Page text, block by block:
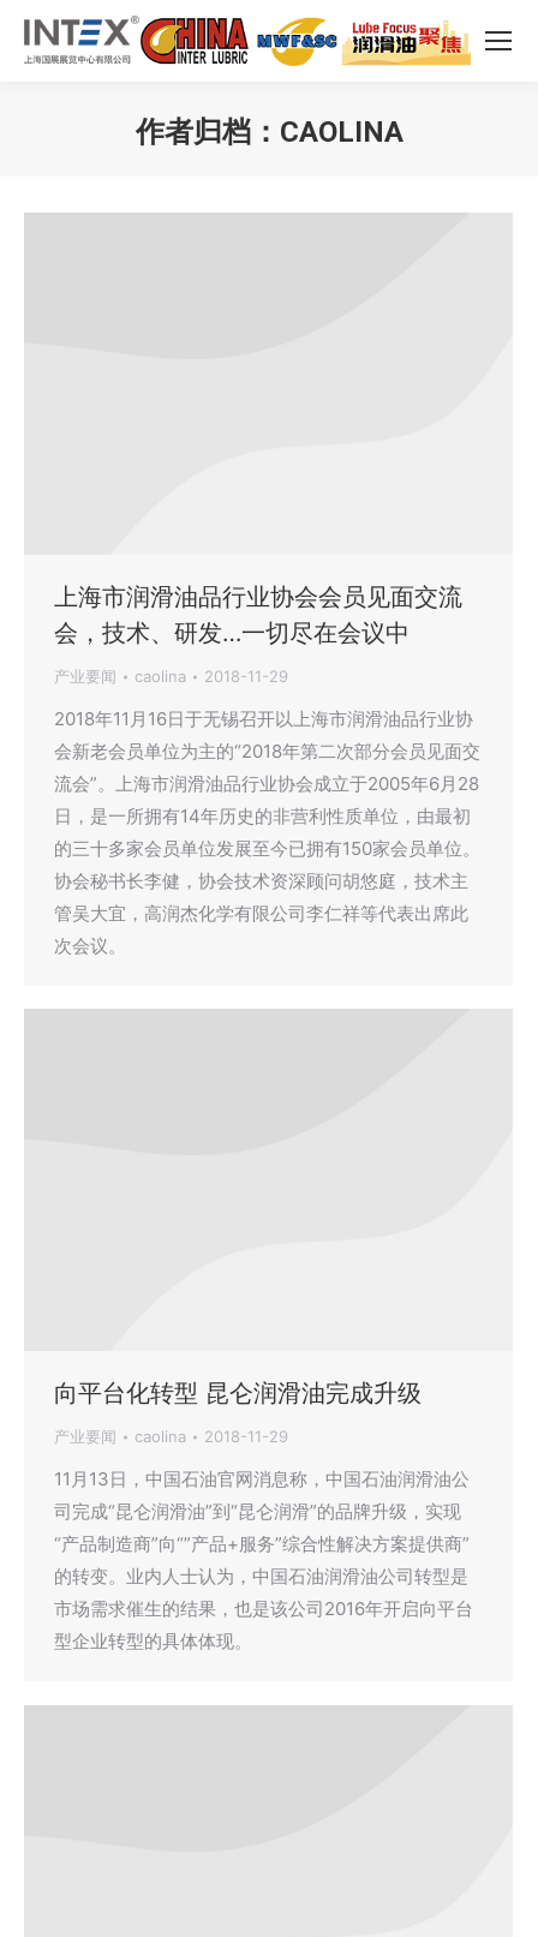
作者归档： CAOLINA
上海市润滑油品行业协会会员见面交流
会，技术、研发…一切尽在会议中
产业要闻 caolina 2018-11-29
2018年11月16日于无锡召开以上海市润滑油品行业协
会新老会员单位为主的“2018年第二次部分会员见面交
流会”。上海市润滑油品行业协会成立于2005年6月28
日，是一所拥有14年历史的非营利性质单位，由最初
的三十多家会员单位发展至今已拥有150家会员单位。
协会秘书长李健，协会技术资深顾问胡悠庭，技术主
管吴大宜，高润杰化学有限公司李仁祥等代表出席此
次会议。
向平台化转型 昆仑润滑油完成升级
产业要闻 caolina 2018-11-29
11月13日，中国石油官网消息称，中国石油润滑油公
司完成“昆仑润滑油”到“昆仑润滑”的品牌升级，实现
“产品制造商”向“”产品+服务”综合性解决方案提供商”
的转变。业内人士认为，中国石油润滑油公司转型是
市场需求催生的结果，也是该公司2016年开启向平台
型企业转型的具体体现。